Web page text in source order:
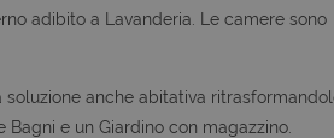
adibito a Lavanderia. Le camere sono
soluzione anche abitativa
e un Giardino con magazzino.